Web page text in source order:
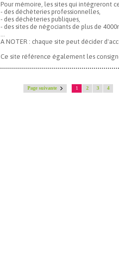
Pour mémoire, les sites qui intégreront
- des déchèteries professionnelles,
- des déchèteries publiques,
- des sites de négociants de plus de
...
A NOTER : chaque site peut décider
Ce site référence également les
Page suivante 1 2 3 4